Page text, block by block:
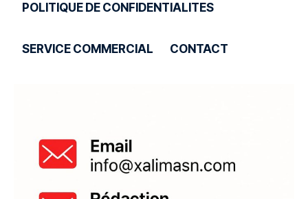
POLITIQUE DE CONFIDENTIALITES
SERVICE COMMERCIAL CONTACT